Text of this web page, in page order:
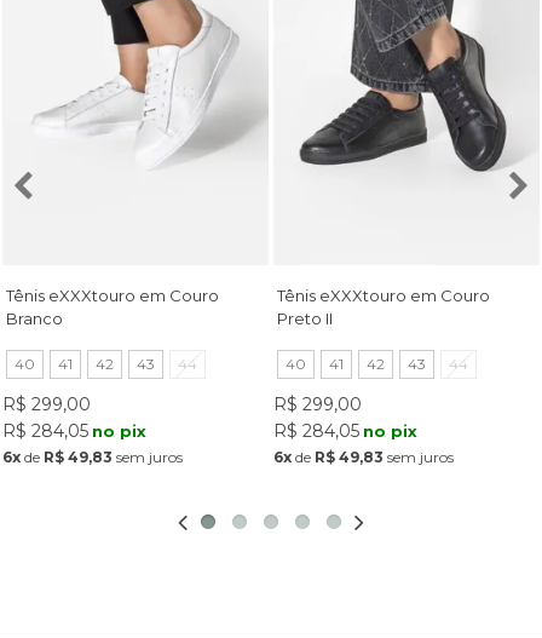
Tênis eXXXtouro em Couro
Branco
40 41 42 43 44
R$ 299,00
R$ 284,05 no pix
6x de R$ 49,83 sem juros
Tênis eXXXtouro em Couro
Preto II
40 41 42 43 44
R$ 299,00
R$ 284,05 no pix
6x de R$ 49,83 sem juros